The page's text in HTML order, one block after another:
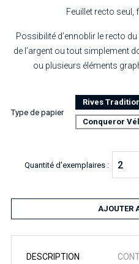
Feuillet recto seul,
Possibilité d’ennoblir le recto
de l’argent ou tout simplement
ou plusieurs éléments
Type de papier
Rives
Conqueror
Quantité d'exemplaires :
AJOUTER
DESCRIPTION